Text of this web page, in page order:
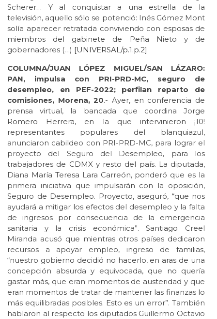
Scherer… Y al conquistar a una estrella de la
televisión, aquello sólo se potenció: Inés Gómez Mont
solía aparecer retratada conviviendo con esposas de
miembros del gabinete de Peña Nieto y de
gobernadores (…) [UNIVERSAL/p.1.p.2]
COLUMNA/JUAN LÓPEZ MIGUEL/SAN LÁZARO:
PAN, impulsa con PRI-PRD-MC, seguro de
desempleo, en PEF-2022; perfilan reparto de
comisiones, Morena, 20.- Ayer, en conferencia de
prensa virtual, la bancada que coordina Jorge
Romero Herrera, en la que intervinieron ¡10!
representantes populares del blanquiazul,
anunciaron cabildeo con PRI-PRD-MC, para lograr el
proyecto del Seguro del Desempleo, para los
trabajadores de CDMX y resto del país. La diputada,
Diana María Teresa Lara Carreón, ponderó que es la
primera iniciativa que impulsarán con la oposición,
Seguro de Desempleo. Proyecto, aseguró, “que nos
ayudará a mitigar los efectos del desempleo y la falta
de ingresos por consecuencia de la emergencia
sanitaria y la crisis económica”. Santiago Creel
Miranda acusó que mientras otros países dedicaron
recursos a apoyar empleo, ingreso de familias,
“nuestro gobierno decidió no hacerlo, en aras de una
concepción absurda y equivocada, que no quería
gastar más, que eran momentos de austeridad y que
eran momentos de tratar de mantener las finanzas lo
más equilibradas posibles. Esto es un error”. También
hablaron al respecto los diputados Guillermo Octavio